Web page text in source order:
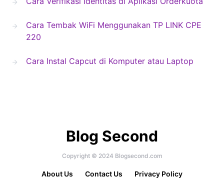
Cara Tembak WiFi Menggunakan TP LINK CPE
220
Cara Instal Capcut di Komputer atau Laptop
Blog Second
Copyright © 2024 Blogsecond.com
About Us Contact Us Privacy Policy